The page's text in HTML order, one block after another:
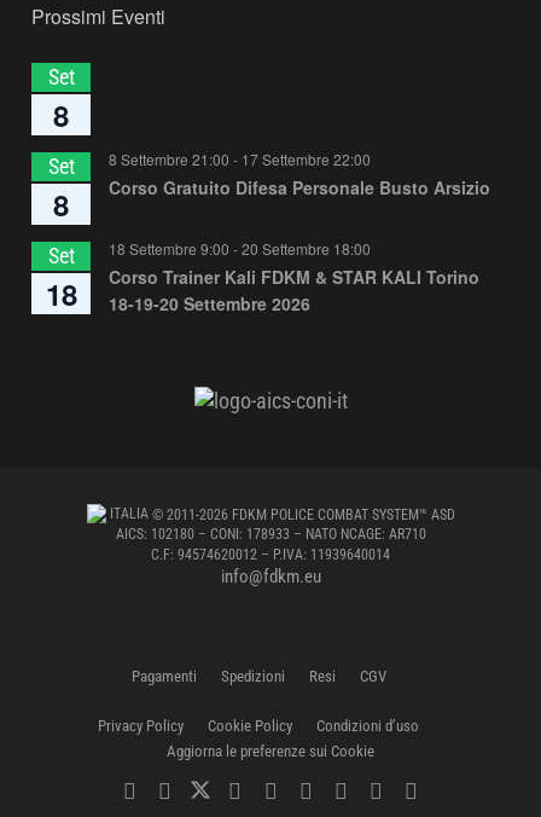
Prossimi Eventi
Set
8
Set
8
8 Settembre 21:00 - 17 Settembre 22:00
Corso Gratuito Difesa Personale Busto Arsizio
Set
18
18 Settembre 9:00 -20 Settembre 18:00
Corso Trainer Kali FDKM & STAR KALI Torino
18-19-20 Settembre 2026
ITALIA© 2011-2026 FDKM POLICE COMBAT SYSTEM™ ASD
AICS: 102180 – CONI: 178933 – NATO NCAGE: AR710
C.F: 94574620012 – P.IVA: 11939640014
info@fdkm.eu
Pagamenti Spedizioni Resi CGV
Privacy Policy Cookie Policy
Condizioni d’uso
Aggiorna le preferenze sui Cookie